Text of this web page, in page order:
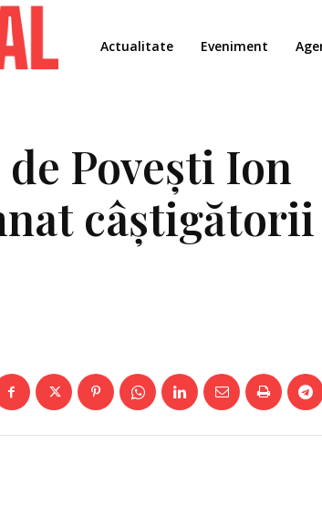
Actualitate Eveniment
Povești Ion
câștigătorii